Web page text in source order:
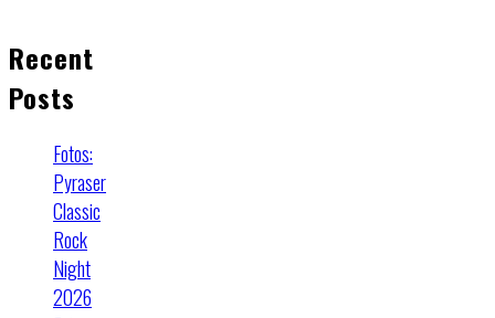
Recent
Posts
Fotos:
Pyraser
Classic
Rock
Night
2026